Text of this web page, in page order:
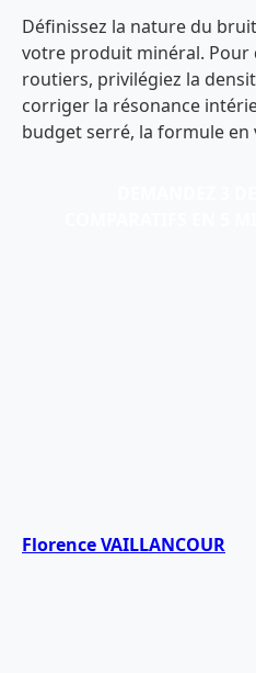
Définissez la nature du
votre produit minéral. Pour
routiers, privilégiez la
corriger la résonance
budget serré, la formule en
Florence VAILLANCOUR